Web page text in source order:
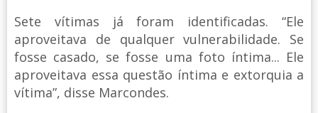
Sete vítimas já foram identificadas. “Ele
aproveitava de qualquer vulnerabilidade. Se
fosse casado, se fosse uma foto íntima... Ele
aproveitava essa questão íntima e extorquia a
vítima”, disse Marcondes.